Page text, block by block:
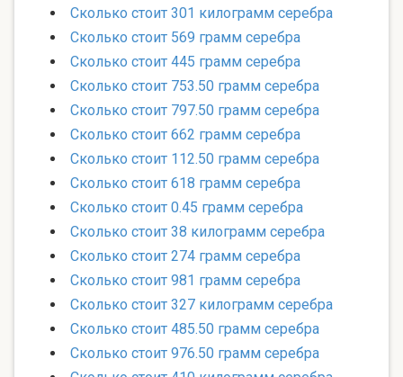
Сколько стоит 301 килограмм серебра
Сколько стоит 569 грамм серебра
Сколько стоит 445 грамм серебра
Сколько стоит 753.50 грамм серебра
Сколько стоит 797.50 грамм серебра
Сколько стоит 662 грамм серебра
Сколько стоит 112.50 грамм серебра
Сколько стоит 618 грамм серебра
Сколько стоит 0.45 грамм серебра
Сколько стоит 38 килограмм серебра
Сколько стоит 274 грамм серебра
Сколько стоит 981 грамм серебра
Сколько стоит 327 килограмм серебра
Сколько стоит 485.50 грамм серебра
Сколько стоит 976.50 грамм серебра